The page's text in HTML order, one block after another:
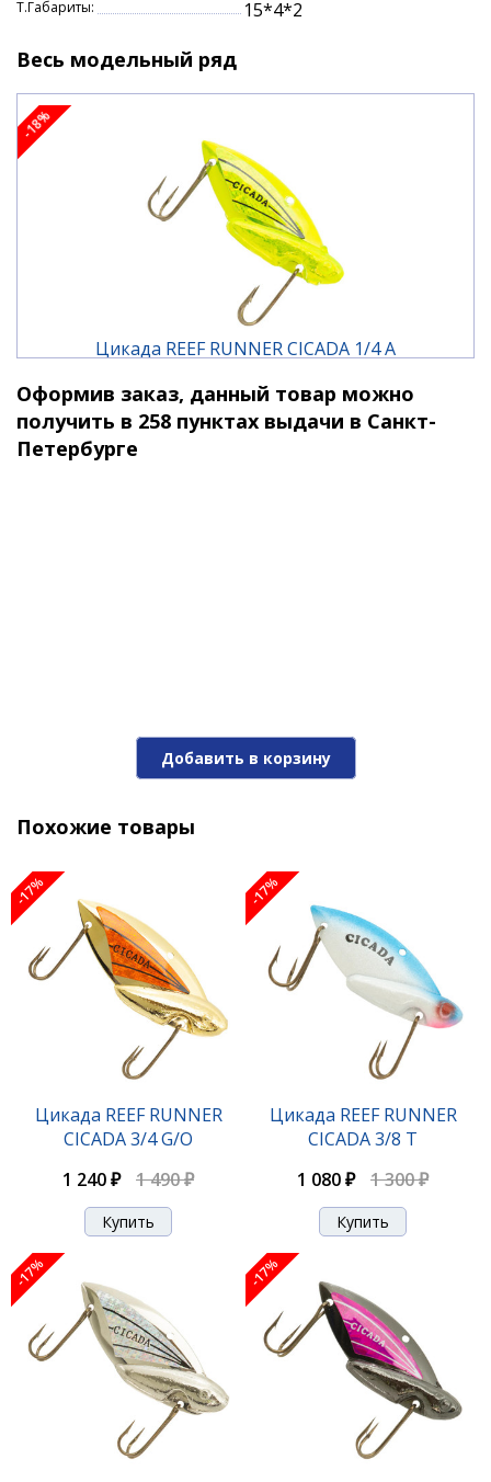
и со льда, что весьма актуально и продуктивно.
Характеристики:
тип плавучести: тонущая
вес: 7 гр.
заглубление: контролируемое
Т.Габариты: 15*4*2
Весь модельный ряд
-18%
Цикада REEF RUNNER CICADA 1/4 A
1 020 ₽ 1 230 ₽
-18%
-18%
Оформив заказ, данный товар можно
получить в 258 пунктах выдачи в Санкт-
Петербурге
Добавить в корзину
Похожие товары
-17%
Цикада REEF RUNNER
CICADA 3/4 G/O
1 240 ₽
1 490 ₽
-17%
Цикада REEF RUNNER
CICADA 3/8 T
1 080 ₽
1 300 ₽
-17% -17%